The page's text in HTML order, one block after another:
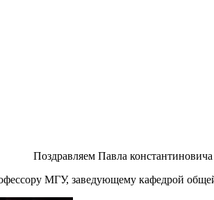
Поздравляем Павла
МГУ, заведующему кафедрой